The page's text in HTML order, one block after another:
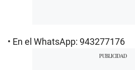
• En el WhatsApp: 943277176